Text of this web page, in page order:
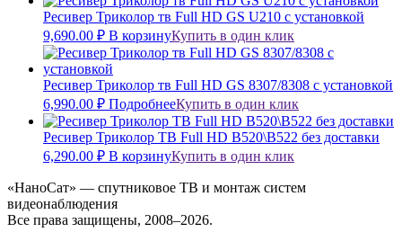
Ресивер Триколор тв Full HD GS U210 с установкой
9,690.00 ₽ В корзинуКупить в один клик
Ресивер Триколор тв Full HD GS 8307/8308 с установкой
6,990.00 ₽ ПодробнееКупить в один клик
Ресивер Триколор ТВ Full HD B520\B522 без доставки
6,290.00 ₽ В корзинуКупить в один клик
«НаноСат» — спутниковое ТВ и монтаж систем
видеонаблюдения
Все права защищены, 2008–2026.